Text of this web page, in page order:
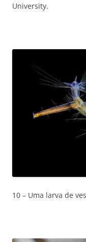
University.
10 – Uma larva de